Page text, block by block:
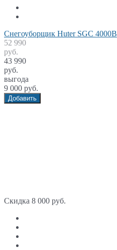
Снегоуборщик Huter SGC 4000B
52 990
руб.
43 990
руб.
выгода
9 000 руб.
Добавить
Скидка 8 000 руб.